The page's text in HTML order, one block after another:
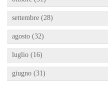
settembre (28)
agosto (32)
luglio (16)
giugno (31)